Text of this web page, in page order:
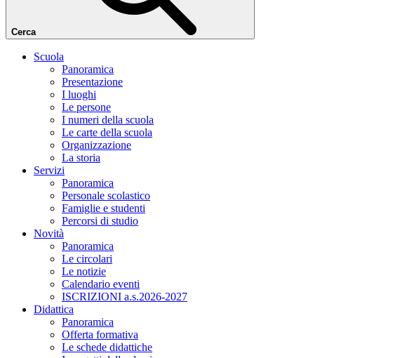
Cerca
Scuola
Panoramica
Presentazione
I luoghi
Le persone
I numeri della scuola
Le carte della scuola
Organizzazione
La storia
Servizi
Panoramica
Personale scolastico
Famiglie e studenti
Percorsi di studio
Novità
Panoramica
Le circolari
Le notizie
Calendario eventi
ISCRIZIONI a.s.2026-2027
Didattica
Panoramica
Offerta formativa
Le schede didattiche